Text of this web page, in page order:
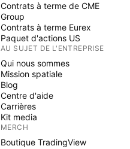
Contrats à terme de CME
Group
Contrats à terme Eurex
Paquet d'actions US
AU SUJET DE L'ENTREPRISE
Qui nous sommes
Mission spatiale
Blog
Centre d'aide
Carrières
Kit media
MERCH
Boutique TradingView